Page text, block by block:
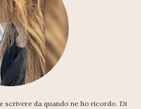
scrivere da quando ne ho ricordo. Di